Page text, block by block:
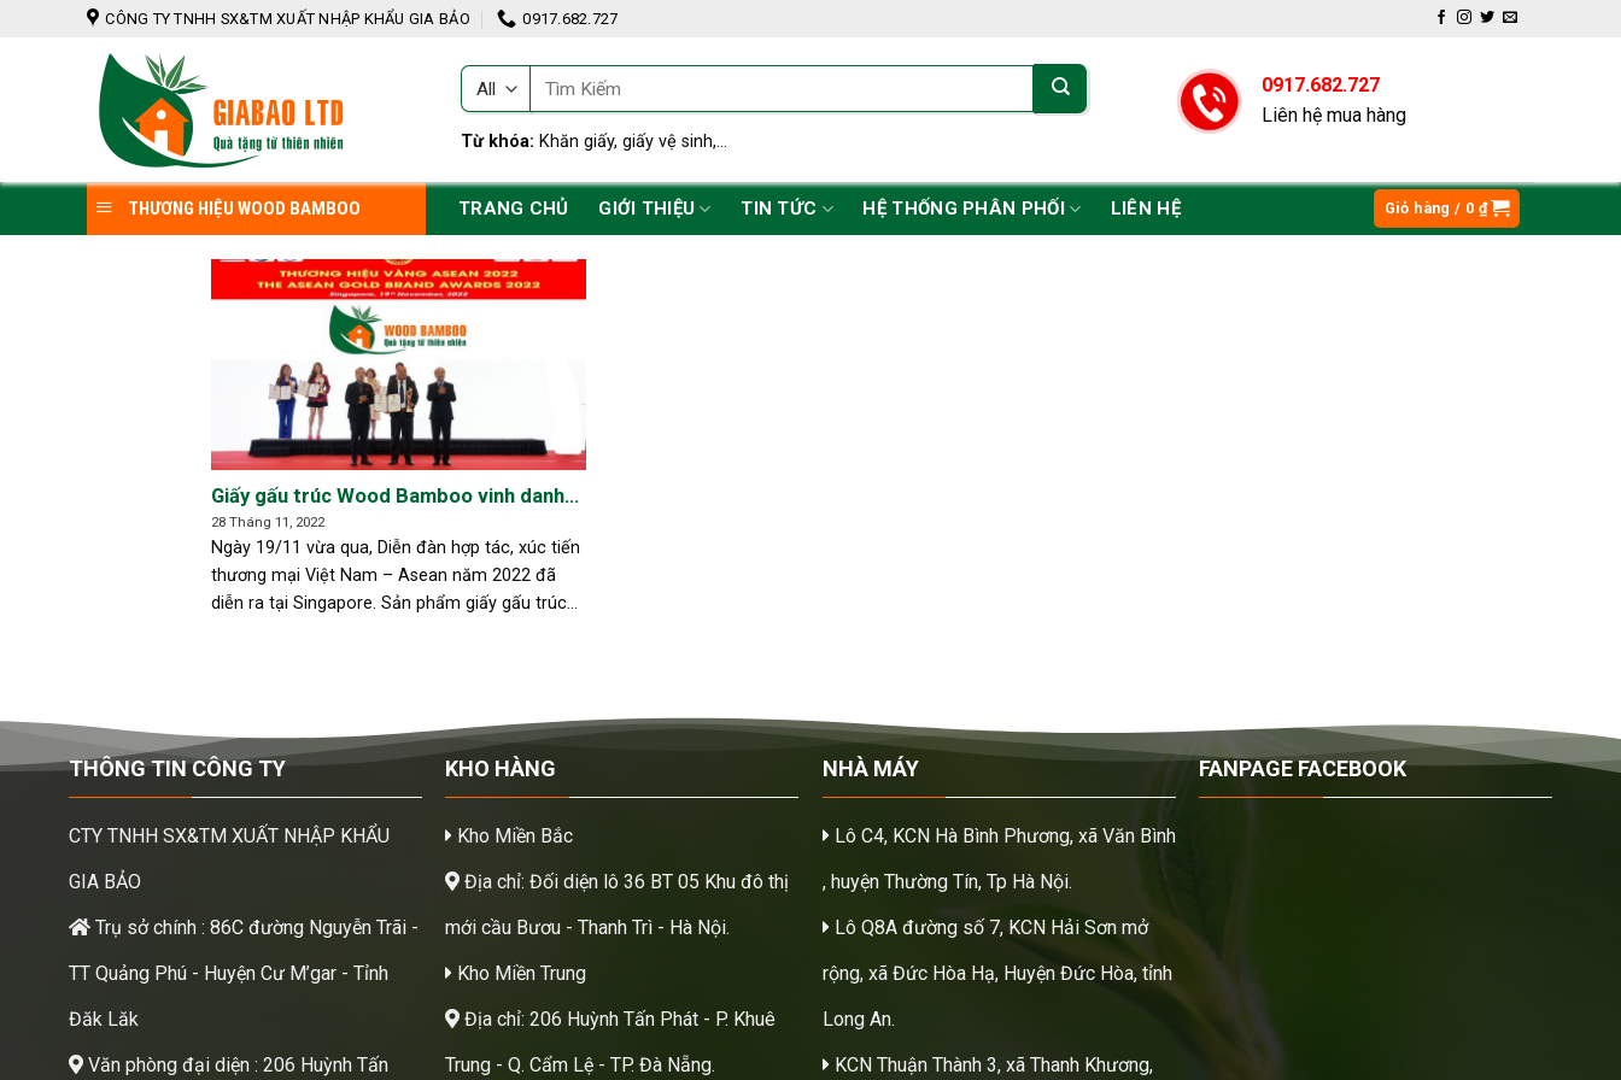
CÔNG TY TNHH SX&TM XUẤT NHẬP KHẨU GIA BẢO 0917.682.727
Tìm
Từ khóa: Khăn giấy, giấy vệ sinh,...
0917.682.727
Liên hệ mua hàng
THƯƠNG HIỆU WOOD BAMBOO TRANG CHỦ GIỚI THIỆU TIN TỨC HỆ THỐNG PHÂN PHỐI LIÊN HỆ Giỏ hàng / 0 ₫
Giấy gấu trúc Wood Bamboo vinh danh
TOP 10 THƯƠNG HIỆU VÀNG ASEAN
2022 tại Singapore
28 Tháng 11, 2022
Ngày 19/11 vừa qua, Diễn đàn hợp tác, xúc tiến
thương mại Việt Nam – Asean năm 2022 đã
diễn ra tại Singapore. Sản phẩm giấy gấu trúc
THÔNG TIN CÔNG TY
CTY TNHH SX&TM XUẤT NHẬP KHẨU
GIA BẢO
Trụ sở chính : 86C đường Nguyễn Trãi -
TT Quảng Phú - Huyện Cư M’gar - Tỉnh
Đăk Lăk
Văn phòng đại diện : 206 Huỳnh Tấn
KHO HÀNG
Kho Miền Bắc
Địa chỉ: Đối diện lô 36 BT 05 Khu đô thị
mới cầu Bươu - Thanh Trì - Hà Nội.
Kho Miền Trung
Địa chỉ: 206 Huỳnh Tấn Phát - P. Khuê
Trung - Q. Cẩm Lệ - TP. Đà Nẵng.
NHÀ MÁY
Lô C4, KCN Hà Bình Phương, xã Văn Bình
, huyện Thường Tín, Tp Hà Nội.
Lô Q8A đường số 7, KCN Hải Sơn mở
rộng, xã Đức Hòa Hạ, Huyện Đức Hòa, tỉnh
Long An.
KCN Thuận Thành 3, xã Thanh Khương,
FANPAGE FACEBOOK